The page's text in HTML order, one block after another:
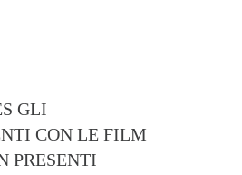
GLI
CON LE FILM
PRESENTI